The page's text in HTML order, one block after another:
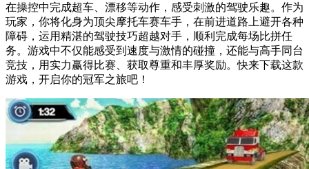
在操控中完成超车、漂移等动作，感受刺激的驾驶乐趣。作为
玩家，你将化身为顶尖摩托车赛车手，在前进道路上避开各种
障碍，运用精湛的驾驶技巧超越对手，顺利完成每场比拼任
务。游戏中不仅能感受到速度与激情的碰撞，还能与高手同台
竞技，用实力赢得比赛、获取尊重和丰厚奖励。快来下载这款
游戏，开启你的冠军之旅吧！